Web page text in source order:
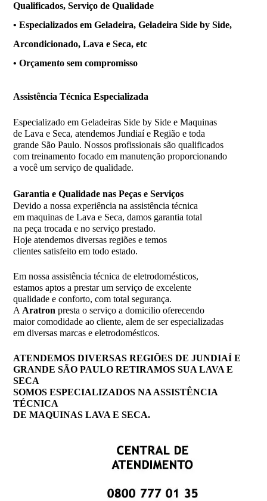
Qualificados, Serviço de Qualidade
• Especializados em Geladeira, Geladeira Side by Side,
Arcondicionado, Lava e Seca, etc
• Orçamento sem compromisso
Assistência Técnica Especializada
Especializado em Geladeiras Side by Side e Maquinas
de Lava e Seca, atendemos Jundiaí e Região e toda
grande São Paulo. Nossos profissionais são qualificados
com treinamento focado em manutenção proporcionando
a você um serviço de qualidade.
Garantia e Qualidade nas Peças e Serviços
Devido a nossa experiência na assistência técnica
em maquinas de Lava e Seca, damos garantia total
na peça trocada e no serviço prestado.
Hoje atendemos diversas regiões e temos
clientes satisfeito em todo estado.
Em nossa assistência técnica de eletrodomésticos,
estamos aptos a prestar um serviço de excelente
qualidade e conforto, com total segurança.
A Aratron presta o serviço a domicilio oferecendo
maior comodidade ao cliente, alem de ser especializadas
em diversas marcas e eletrodomésticos.
ATENDEMOS DIVERSAS REGIÕES DE JUNDIAÍ E
GRANDE SÃO PAULO RETIRAMOS SUA LAVA E
SECA
SOMOS ESPECIALIZADOS NA ASSISTÊNCIA
TÉCNICA
DE MAQUINAS LAVA E SECA.